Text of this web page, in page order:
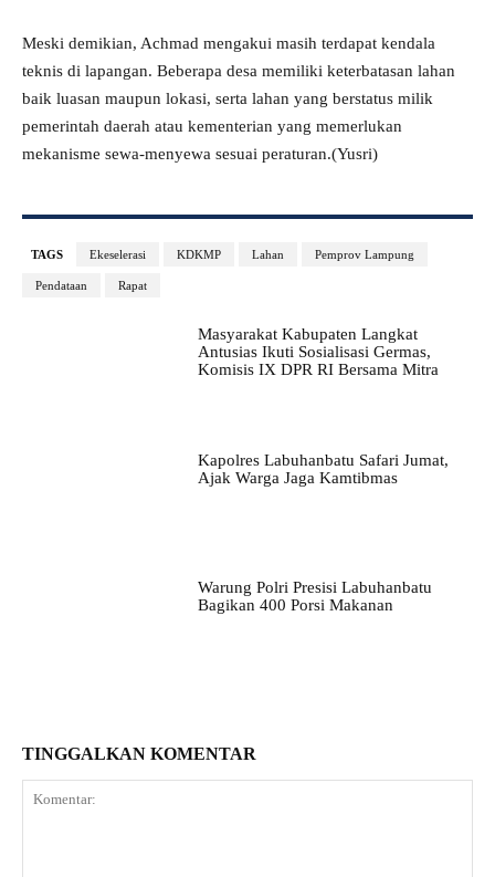
Meski demikian, Achmad mengakui masih terdapat kendala
teknis di lapangan. Beberapa desa memiliki keterbatasan lahan
baik luasan maupun lokasi, serta lahan yang berstatus milik
pemerintah daerah atau kementerian yang memerlukan
mekanisme sewa-menyewa sesuai peraturan.(Yusri)
TAGS Ekeselerasi KDKMP Lahan Pemprov Lampung
Pendataan Rapat
Masyarakat Kabupaten Langkat
Antusias Ikuti Sosialisasi Germas,
Komisis IX DPR RI Bersama Mitra
Kapolres Labuhanbatu Safari Jumat,
Ajak Warga Jaga Kamtibmas
Warung Polri Presisi Labuhanbatu
Bagikan 400 Porsi Makanan
TINGGALKAN KOMENTAR